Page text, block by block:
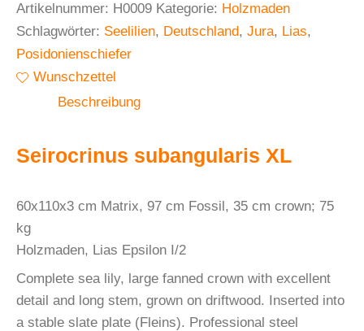
Artikelnummer: H0009 Kategorie: Holzmaden
Schlagwörter: Seelilien, Deutschland, Jura, Lias,
Posidonienschiefer
Wunschzettel
Beschreibung
Seirocrinus subangularis XL
60x110x3 cm Matrix, 97 cm Fossil, 35 cm crown; 75
kg
Holzmaden, Lias Epsilon I/2
Complete sea lily, large fanned crown with excellent
detail and long stem, grown on driftwood. Inserted into
a stable slate plate (Fleins). Professional steel